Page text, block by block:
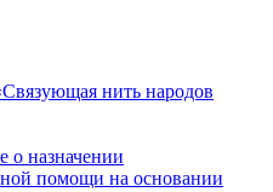
нить народов
о назначении
помощи на основании